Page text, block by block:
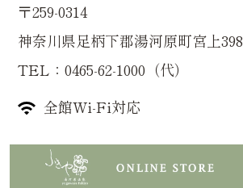
〒259-0314
神奈川県足柄下郡湯河原町宮上398
TEL：0465-62-1000（代）
全館Wi-Fi対応